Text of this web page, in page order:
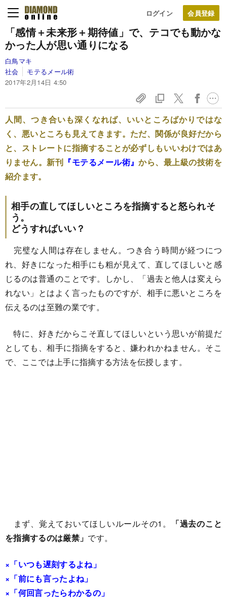
ログイン
「感情＋未来形＋期待値」で、テコでも動かな
かった人が思い通りになる
白鳥マキ
社会
モテるメール術
2017年2月14日 4:50
人間、つき合いも深くなれば、いいところばかりではな
く、悪いところも見えてきます。ただ、関係が良好だから
と、ストレートに指摘することが必ずしもいいわけではあ
りません。新刊 『モテるメール術』から、最上級の技術を
紹介ます。
相手の直してほしいところを指摘すると怒られそ
う。
どうすればいい？
完璧な人間は存在しません。つき合う時間が経つにつ
れ、好きになった相手にも粗が見えて、直してほしいと感
じるのは普通のことです。しかし、「過去と他人は変えら
れない」とはよく言ったものですが、相手に悪いところを
伝えるのは至難の業です。
特に、好きだからこそ直してほしいという思いが前提だ
としても、相手に指摘をすると、嫌われかねません。そこ
で、ここでは上手に指摘する方法を伝授します。
まず、覚えておいてほしいルールその1。
「過去のこと
を指摘するのは厳禁」 です。
×「いつも遅刻するよね」
×「前にも言ったよね」
×「何回言ったらわかるの」